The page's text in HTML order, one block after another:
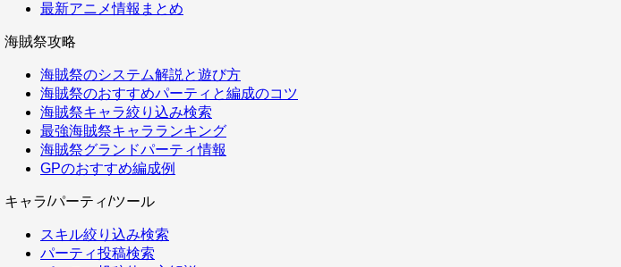
最新アニメ情報まとめ
海賊祭攻略
海賊祭のシステム解説と遊び方
海賊祭のおすすめパーティと編成のコツ
海賊祭キャラ絞り込み検索
最強海賊祭キャラランキング
海賊祭グランドパーティ情報
GPのおすすめ編成例
キャラ/パーティ/ツール
スキル絞り込み検索
パーティ投稿検索